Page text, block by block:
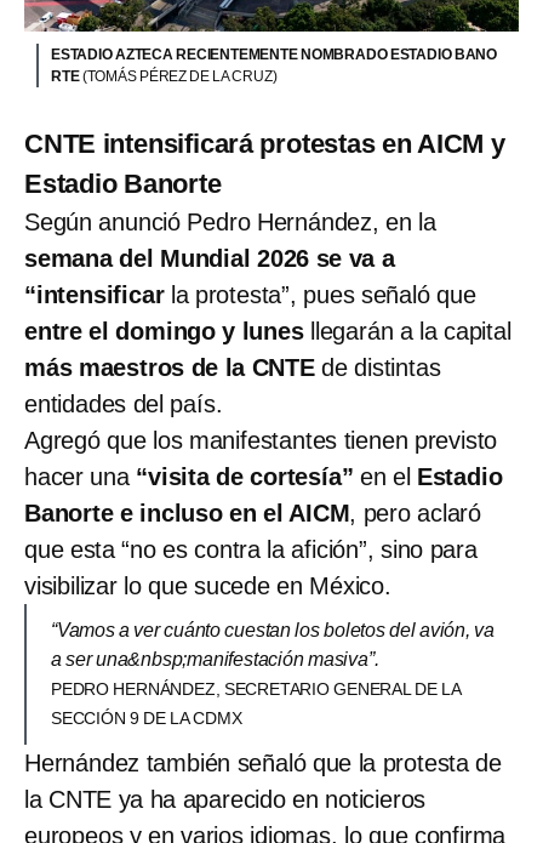
ESTADIO AZTECA RECIENTEMENTE NOMBRADO ESTADIO BANO
RTE(TOMÁS PÉREZ DE LA CRUZ)
CNTE intensificará protestas en AICM y
Estadio Banorte
Según anunció Pedro Hernández, en la
semana del Mundial 2026 se va a
“intensificarla protesta”, pues señaló que
entre el domingo y lunes llegarán a la capital
más maestros de la CNTEde distintas
entidades del país.
Agregó que los manifestantes tienen previsto
hacer una“visita de cortesía” en el Estadio
Banorte e incluso en el AICM, pero aclaró
que esta “no es contra la afición”, sino para
visibilizar lo que sucede en México.
“Vamos a ver cuánto cuestan los boletos del avión, va
a ser una&nbsp;manifestación masiva”.
PEDRO HERNÁNDEZ, SECRETARIO GENERAL DE LA
SECCIÓN 9 DE LA CDMX
Hernández también señaló que la protesta de
la CNTE ya ha aparecido en noticieros
europeos y en varios idiomas, lo que confirma